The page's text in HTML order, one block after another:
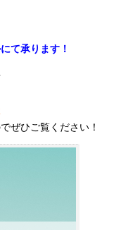
て承ります！
ぜひご覧ください！